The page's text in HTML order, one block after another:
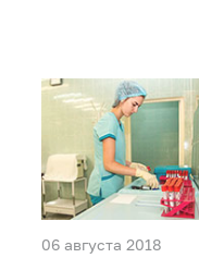
06 августа 2018